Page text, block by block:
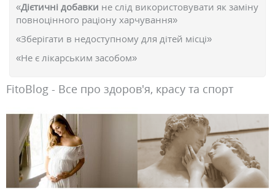
«Дієтичні добавки не слід використовувати як заміну
повноцінного раціону харчування»
«Зберігати в недоступному для дітей місці»
«Не є лікарським засобом»
FitoBlog - Все про здоров'я, красу та спорт